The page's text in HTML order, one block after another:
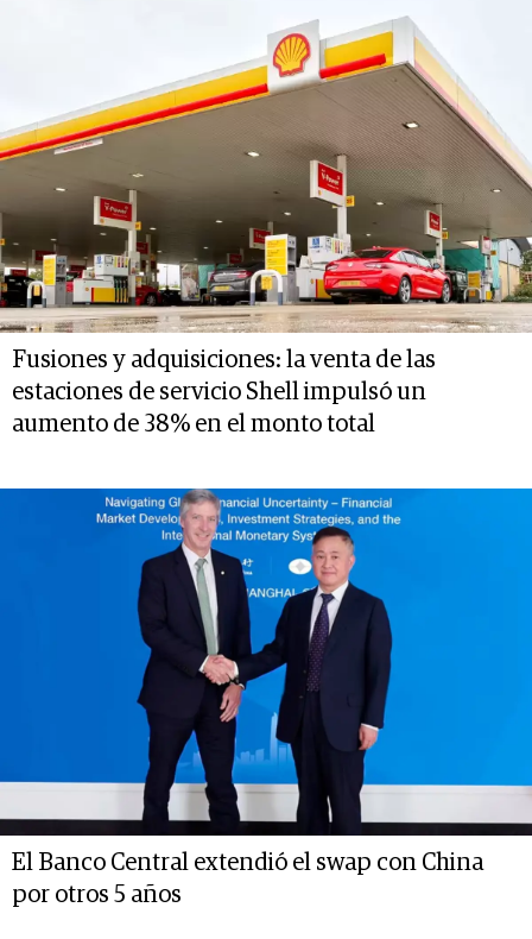
Fusiones y adquisiciones: la venta de las
estaciones de servicio Shell impulsó un
aumento de 38% en el monto total
El Banco Central extendió el swap con China
por otros 5 años